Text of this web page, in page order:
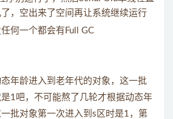
，空出来了空间再让系统继续运行
何一个都会有Full GC
年龄进入到老年代的对象，这一批
1吧，不可能熬了几轮才根据动态年
批对象第一次进入到s区时是1，第